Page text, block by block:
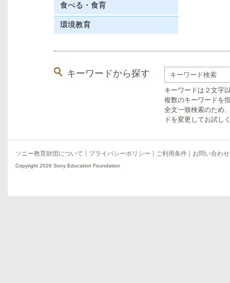
食べる・食育
環境教育
キーワードから探す
キーワードは２文字
複数のキーワードを
全文一致検索のため
ドを変更してお試し
ソニー教育財団について プライバシーポリシー ご利用条件 お問い合わせ
Copyright 2026 Sony Education Foundation